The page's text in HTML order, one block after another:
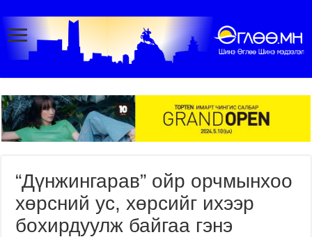
“Дүнжингарав” ойр орчмынхоо
хөрсний ус, хөрсийг ихээр
бохирдуулж байгаа гэнэ